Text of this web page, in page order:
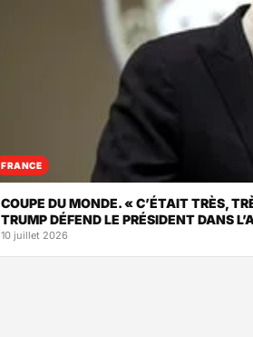
FRANCE
COUPE DU MONDE. « C’ÉTAIT TRÈS,
TRUMP DÉFEND LE PRÉSIDENT DANS
10 juillet 2026